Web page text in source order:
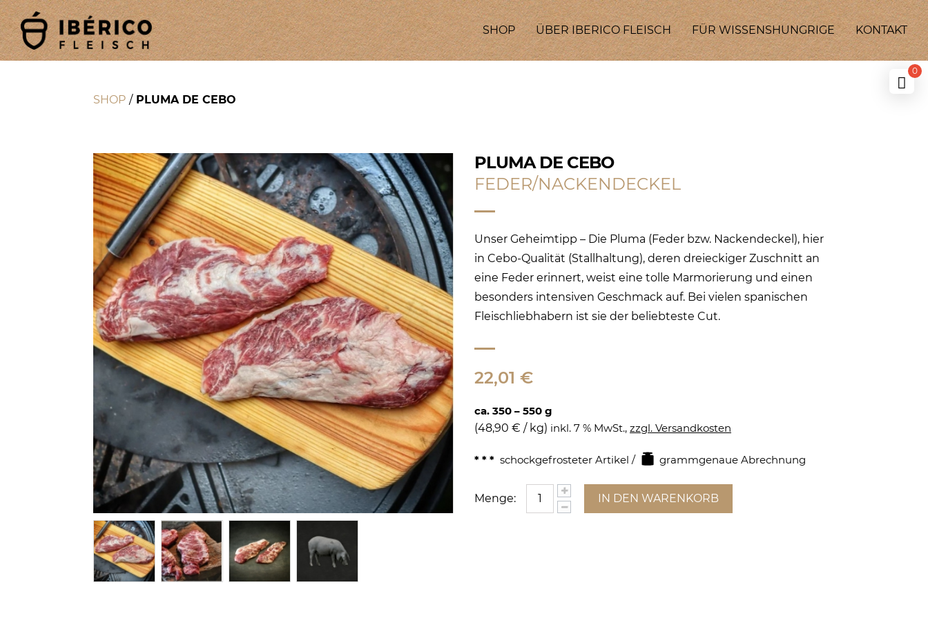
SHOP ÜBER IBERICO FLEISCH FÜR WISSENSHUNGRIGE KONTAKT
SHOP / PLUMA DE CEBO
PLUMA DE CEBO
FEDER/NACKENDECKEL
Unser Geheimtipp – Die Pluma (Feder bzw. Nackendeckel), hier
in Cebo-Qualität (Stallhaltung), deren dreieckiger Zuschnitt an
eine Feder erinnert, weist eine tolle Marmorierung und einen
besonders intensiven Geschmack auf. Bei vielen spanischen
Fleischliebhabern ist sie der beliebteste Cut.
22,01 €
ca. 350 – 550 g
(48,90 € / kg) inkl. 7 % MwSt., zzgl. Versandkosten
* * * schockgefrosteter Artikel / grammgenaue Abrechnung
Menge: IN DEN WARENKORB
0